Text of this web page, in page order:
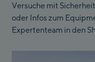
Versuche mit
oder Infos zum
Expertenteam in den